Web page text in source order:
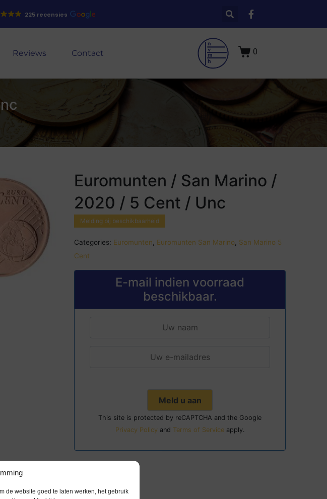
de website goed te laten werken, het gebruik
225 recensies
Reviews Contact 0
Euromunten / San Marino /
2020 / 5 Cent / Unc
Melding bij beschikbaarheid
Categories: Euromunten Euromunten San Marino
San Marino 5
Cent
E-mail indien voorraad
beschikbaar.
This site is protected by reCAPTCHA and the Google
Privacy Policy and Terms of Service apply.